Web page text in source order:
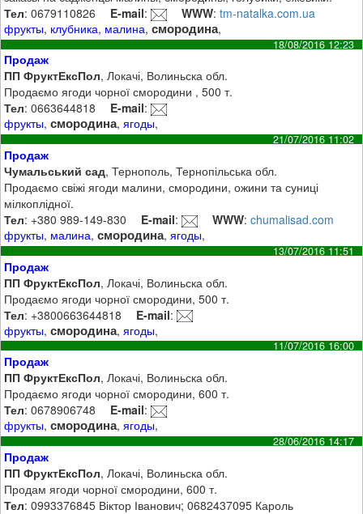
Тел: 0679110826 E-mail: WWW:tm-natalka.com.ua
фрукты, клубника, малина,смородина,
18/08/2016 12:23
Продаж
ПП ФруктЕксПол, Локачі, Волиньска обл.
Продаємо ягоди чорної смородини , 500 т.
Тел: 0663644818 E-mail:
фрукты,смородина,ягоды,
21/07/2016 11:02
Продаж
Чумальський сад, Тернополь, Тернопільська обл.
Продаємо свіжі ягоди малини, смородини, ожини та суниці
мілкоплідної.
Тел: +380 989-149-830 E-mail: WWW:chumalisad.com
фрукты, малина,смородина,ягоды,
13/07/2016 11:51
Продаж
ПП ФруктЕксПол, Локачі, Волиньска обл.
Продаємо ягоди чорної смородини, 500 т.
Тел: +3800663644818 E-mail:
фрукты,смородина,ягоды,
11/07/2016 16:00
Продаж
ПП ФруктЕксПол, Локачі, Волиньска обл.
Продаємо ягоди чорної смородини, 600 т.
Тел: 0678906748 E-mail:
фрукты,смородина,ягоды,
28/06/2016 14:17
Продаж
ПП ФруктЕксПол, Локачі, Волиньска обл.
Продам ягоди чорної смородини, 600 т.
Тел: 0993376845 Віктор Іванович; 0682437095 Кароль